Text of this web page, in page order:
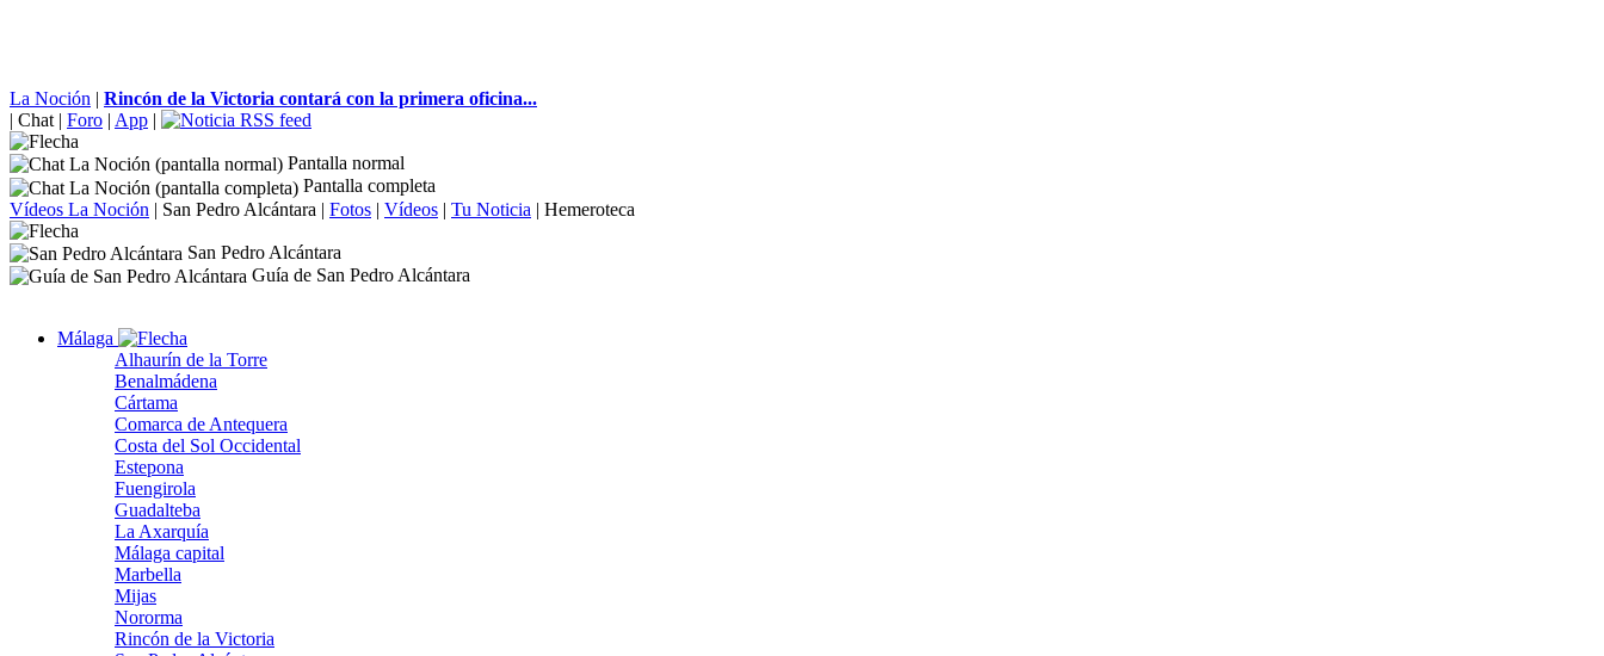
La Noción | Rincón de la Victoria contará con la primera oficina...
| Chat | Foro | App |
Pantalla normal
Pantalla completa
Vídeos La Noción | San Pedro Alcántara | Fotos | Vídeos | Tu Noticia | Hemeroteca
San Pedro Alcántara
Guía de San Pedro Alcántara
Málaga
Alhaurín de la Torre
Benalmádena
Cártama
Comarca de Antequera
Costa del Sol Occidental
Estepona
Fuengirola
Guadalteba
La Axarquía
Málaga capital
Marbella
Mijas
Nororma
Rincón de la Victoria